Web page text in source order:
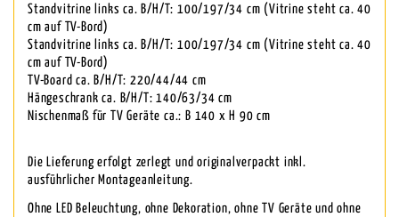
Standvitrine links ca. B/H/T: 100/197/34 cm (Vitrine steht ca. 40
cm auf TV-Bord)
Standvitrine links ca. B/H/T: 100/197/34 cm (Vitrine steht ca. 40
cm auf TV-Bord)
TV-Board ca. B/H/T: 220/44/44 cm
Hängeschrank ca. B/H/T: 140/63/34 cm
Nischenmaß für TV Geräte ca.: B 140 x H 90 cm
Die Lieferung erfolgt zerlegt und originalverpackt inkl.
ausführlicher Montageanleitung.
Ohne LED Beleuchtung, ohne Dekoration, ohne TV Geräte und ohne